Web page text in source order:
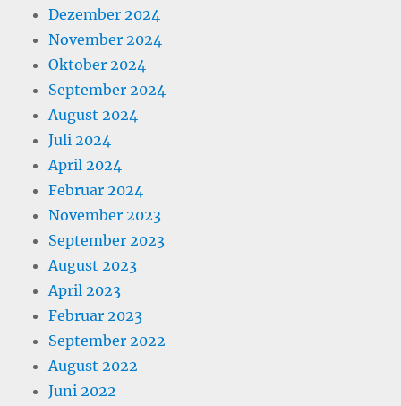
Dezember 2024
November 2024
Oktober 2024
September 2024
August 2024
Juli 2024
April 2024
Februar 2024
November 2023
September 2023
August 2023
April 2023
Februar 2023
September 2022
August 2022
Juni 2022